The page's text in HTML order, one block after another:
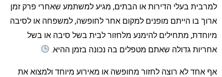
בעלי הדירות או הבתים, מגיע למשתמע שאחרי פרק זמן
בו הייתם מופנים למקום אחר לחופשה, למשפחה או לסיבה
מתחילים להימנע מלחזור לבית בשל סיבה או בשל
גדולה שאתם מטפלים בה נכונה בזמן ההיא.
אחד לא רוצה לחזור מחופשה או מאירוע מיוחד ולמצוא את